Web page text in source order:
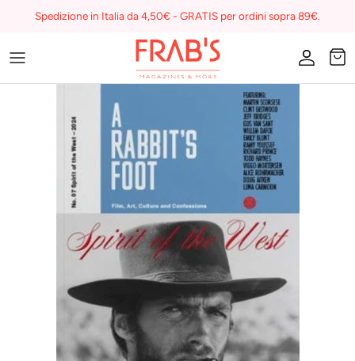
Spedizione in Italia da 4,50€ - GRATIS per ordini sopra 89€.
Magazines
I miei preferiti su Frab's